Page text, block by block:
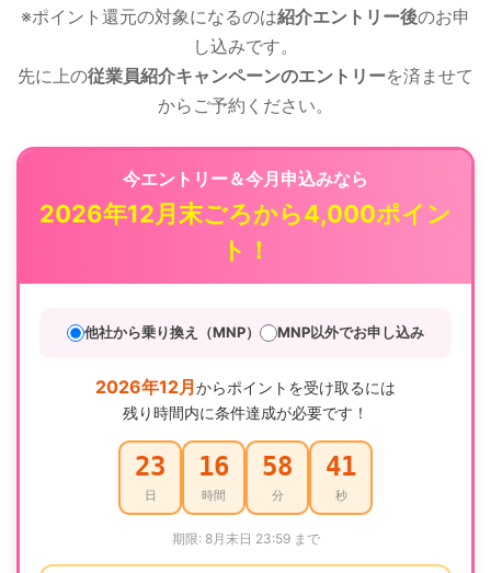
※ポイント還元の対象になるのは紹介エントリー後のお申
し込みです。
先に上の従業員紹介キャンペーンのエントリーを済ませて
からご予約ください。
今エントリー＆今月申込みなら
2026年12月末ごろから4,000ポイン
ト！
他社から乗り換え（MNP） MNP以外でお申し込み
2026年12月 からポイントを受け取るには
残り時間内に条件達成が必要です！
23
日
16
時間
58
分
40
秒
期限: 8月末日 23:59 まで